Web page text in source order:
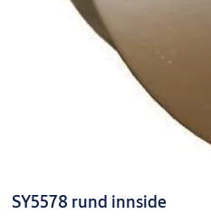
SY5578 rund innside